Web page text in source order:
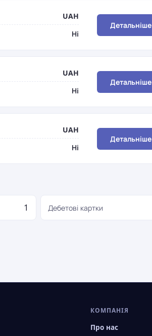
UAH
Ні
Детальніше
UAH
Ні
Детальніше
UAH
Ні
Детальніше
1 Дебетові картки
КОМПАНІЯ
Про нас